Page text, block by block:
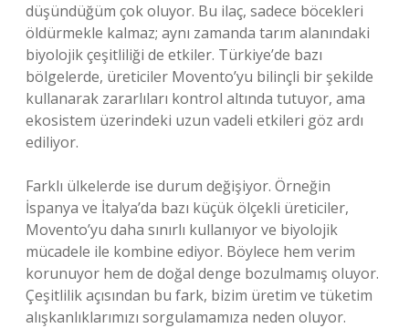
düşündüğüm çok oluyor. Bu ilaç, sadece böcekleri
öldürmekle kalmaz; aynı zamanda tarım alanındaki
biyolojik çeşitliliği de etkiler. Türkiye’de bazı
bölgelerde, üreticiler Movento’yu bilinçli bir şekilde
kullanarak zararlıları kontrol altında tutuyor, ama
ekosistem üzerindeki uzun vadeli etkileri göz ardı
ediliyor.
Farklı ülkelerde ise durum değişiyor. Örneğin
İspanya ve İtalya’da bazı küçük ölçekli üreticiler,
Movento’yu daha sınırlı kullanıyor ve biyolojik
mücadele ile kombine ediyor. Böylece hem verim
korunuyor hem de doğal denge bozulmamış oluyor.
Çeşitlilik açısından bu fark, bizim üretim ve tüketim
alışkanlıklarımızı sorgulamamıza neden oluyor.